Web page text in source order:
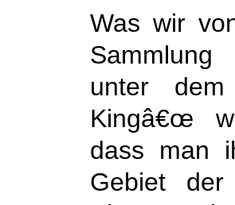
Was wir
unter
Kingâ€œ
dass man
Gebiet der